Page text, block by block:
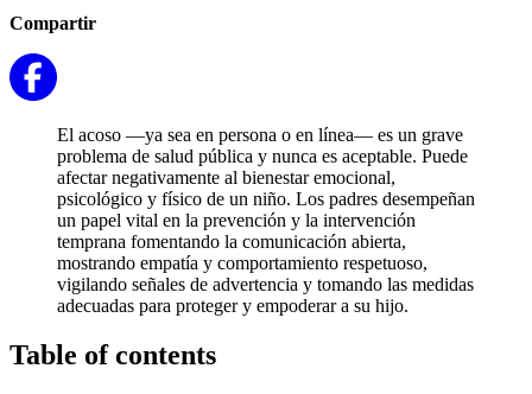
Compartir
El acoso —ya sea en persona o en línea— es un grave
problema de salud pública y nunca es aceptable. Puede
afectar negativamente al bienestar emocional,
psicológico y físico de un niño. Los padres desempeñan
un papel vital en la prevención y la intervención
temprana fomentando la comunicación abierta,
mostrando empatía y comportamiento respetuoso,
vigilando señales de advertencia y tomando las medidas
adecuadas para proteger y empoderar a su hijo.
Table of contents